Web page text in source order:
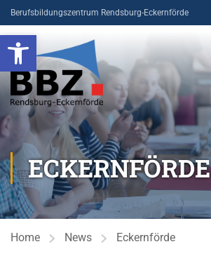
Open toolbar
Berufsbildungszentrum Rendsburg-Eckernförde
ECKERNFÖRDE
Home News Eckernförde